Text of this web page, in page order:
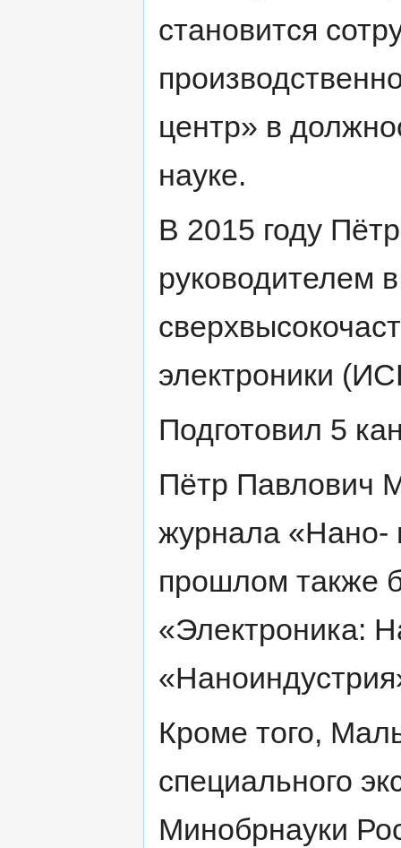
становится
центр» в
науке.
В 2015 году
руководителем
электроники
Подготовил 5
Пётр Павлович
журнала «Нано-
прошлом также
«Электроника:
Кроме того,
специального
Минобрнауки